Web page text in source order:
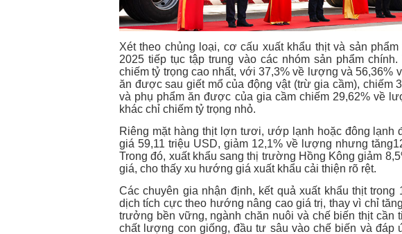
Xét theo chủng loại, cơ cấu xuất khẩu thịt và sản
2025 tiếp tục tập trung vào các nhóm sản phẩm
chiếm tỷ trọng cao nhất, với 37,3% về lượng và 56,36%
ăn được sau giết mổ của động vật (trừ gia cầm), chiếm
và phụ phẩm ăn được của gia cầm chiếm 29,62% về
khác chỉ chiếm tỷ trọng nhỏ.
Riêng mặt hàng thịt lợn tươi, ướp lạnh hoặc đông lạnh
giá 59,11 triệu USD, giảm 12,1% về lượng nhưng
Trong đó, xuất khẩu sang thị trường Hồng Kông giảm
giá, cho thấy xu hướng giá xuất khẩu cải thiện rõ rệt.
Các chuyên gia nhận định, kết quả xuất khẩu thịt
dịch tích cực theo hướng nâng cao giá trị, thay vì chỉ
trưởng bền vững, ngành chăn nuôi và chế biến thịt cần
chất lượng con giống, đầu tư sâu vào chế biến và đáp